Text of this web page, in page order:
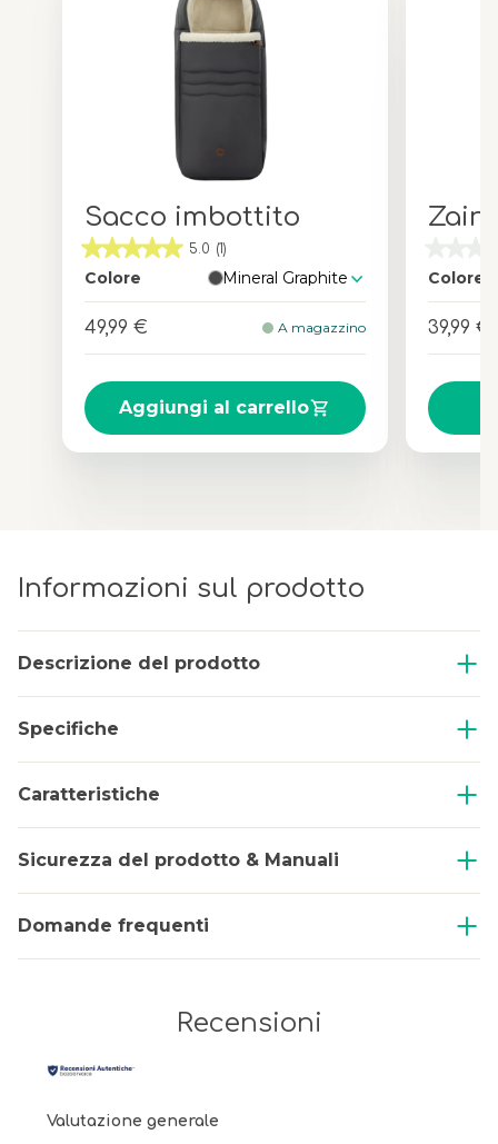
Informazioni sul prodotto
Descrizione del prodotto
Specifiche
Caratteristiche
Sicurezza del prodotto & Manuali
Domande frequenti
Sacco imbottito
5.0 (1)
Colore Mineral Graphite
49,99 € A magazzino
Aggiungi al carrello
Colore
39,99 €
Recensioni
Valutazione generale